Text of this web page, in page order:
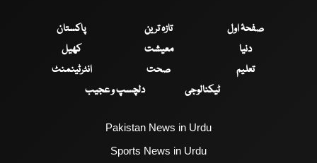
صفحۂ اول تازہ ترین
پاکستان
دنیا
معیشت
کھیل
تعلیم
صحت
انٹرٹینمنٹ
ٹیکنالوجی
دلچسپ و عجیب
Pakistan News in Urdu
Sports News in Urdu